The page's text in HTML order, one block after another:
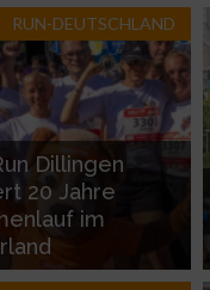
RUN-DEUTSCHLAND
Dillingen
20 Jahre
im
Informationen